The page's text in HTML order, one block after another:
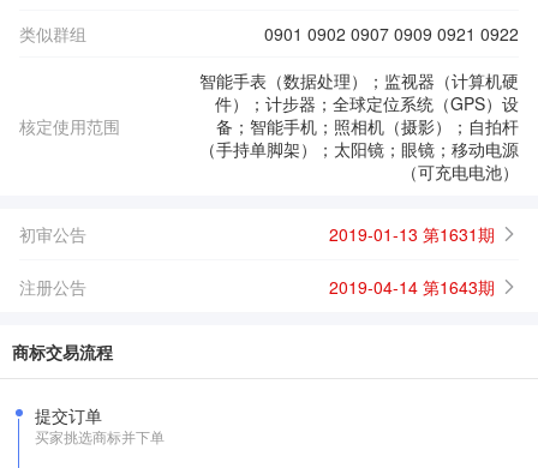
类似群组
0901 0902 0907 0909 0921 0922
核定使用范围
智能手表（数据处理）；监视器（计算机硬
件）；计步器；全球定位系统（GPS）设
备；智能手机；照相机（摄影）；自拍杆
（手持单脚架）；太阳镜；眼镜；移动电源
（可充电电池）
初审公告 2019-01-13 第1631期
注册公告 2019-04-14 第1643期
商标交易流程
提交订单
买家挑选商标并下单